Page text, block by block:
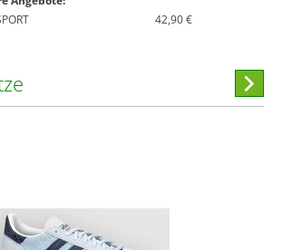
42,90 €